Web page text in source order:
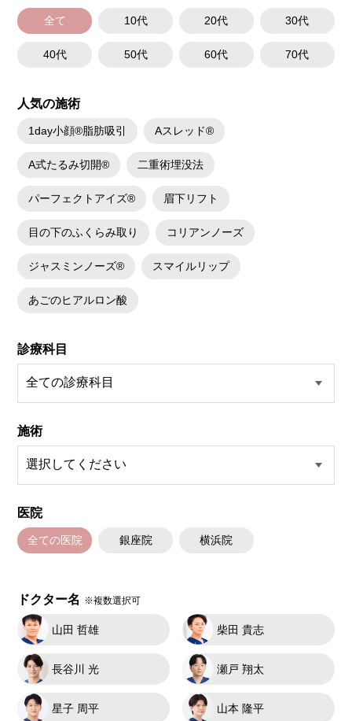
た、稀にアレルギー反応、細菌感染、血管閉塞、しこり（硬化）や小さな
結節が生じる可能性があります。施術後1〜2週間程度は、注入部位を強く
押したりマッサージしたりすることはお控えください。
レスチレン 54,800円(税込)
ボリューマ 131,800円(税込)
施術内容：ボツリヌス菌から抽出されるたんぱく質を注入し、過剰に発達
した筋肉の動きを抑制します。これにより噛み締めの改善、咬筋を減量し
医師とのカウンセリングで注入量をお選びいただきます。メスを使わず注
射のみの処置のためダウンタイムはほとんどありません。効果は4～6か月
施術時間：約10分〜20分程
ございます。ボトックス注入後は男性は3か月、女性は2か月避妊して頂く
費用：アラガン社製 21,800円(税込) 〜164,400円(税込)
韓国製ボツリヌストキシン 5,500円(税込)〜78,000円(税込)
施術名：ボトックス注射(しわ)
施術内容：ボツリヌス菌から抽出されたたんぱく質製剤（ボツリヌストキ
の発生を防ぐ施術です。額・眉間・目尻など、表情のクセによって刻まれ
リスク、副作用：腫れ、赤み、内出血、痛み、突っ張り感などが一時的に
生じることがございます。また、稀にアレルギー反応、細菌感染症、頭痛
などが生じることがございます。注入部位を強く押したりマッサージした
りするのは1〜2週間ほどお控えください。注入箇所によっては稀に眼瞼下
垂など、ボトックスの効果に伴う副作用が生じる場合もございます。ボト
します。
費用：アラガン社製 21,800円(税込)～32,800円(税込)
韓国製ボツリヌストキシン注射 5,500円(税込)〜10,800円(税込)
オプション：表面麻酔 3,300円(税込)笑気麻酔 3,300円(税込)
全て 10代 20代 30代
40代 50代 60代 70代
人気の施術
1day小顔®脂肪吸引 Aスレッド®
A式たるみ切開® 二重術埋没法
パーフェクトアイズ® 眉下リフト
目の下のふくらみ取り コリアンノーズ
ジャスミンノーズ® スマイルリップ
あごのヒアルロン酸
診療科目
施術
医院
全ての医院 銀座院 横浜院
ドクター名 ※複数選択可
山田 哲雄 柴田 貴志
長谷川 光 瀬戸 翔太
星子 周平 山本 隆平